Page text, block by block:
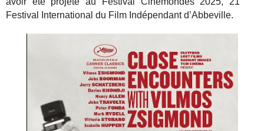
Festival International du Film Indépendant d’Abbeville.